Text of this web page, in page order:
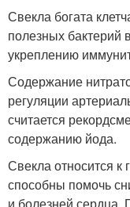
Свекла богата
полезных бактерий
укреплению
Содержание
регуляции
считается
содержанию йода.
Свекла относится
способны помочь